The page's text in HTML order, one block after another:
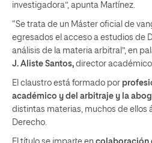
investigadora”, apunta Martínez.
“Se trata de un Máster oficial de
egresados el acceso a estudios de
análisis de la materia arbitral”, en
J. Aliste Santos, director
El claustro está formado por
académico y del arbitraje y la
distintas materias, muchos de ellos
Derecho.